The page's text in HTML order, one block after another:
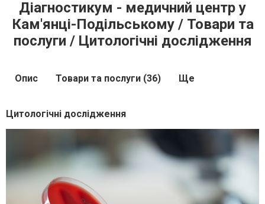
Діагностикум - медичний центр у
Кам'янці-Подільському / Товари та
послуги / Цитологічні дослідження
Опис Товари та послуги (36) Ще
Цитологічні дослідження